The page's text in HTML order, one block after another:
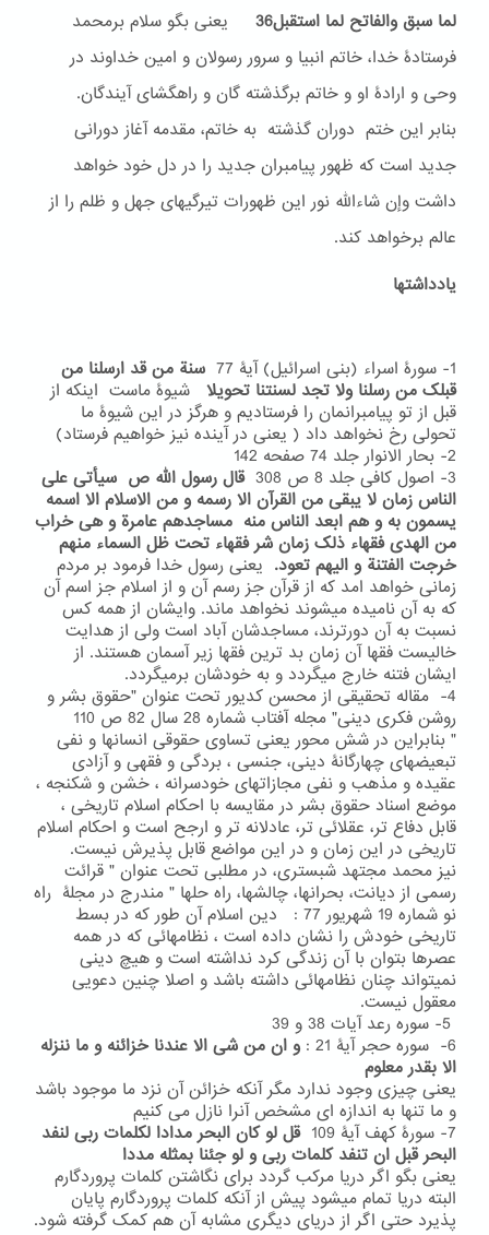
لما سبق والفاتح لما استقبل36
یعنی بگو سلام برمحمد
فرستادۀ خدا، خاتم انبیا و سرور رسولان و امین خداوند در
وحی و ارادۀ او و خاتم برگذشته گان و راهگشای آیندگان.
بنابر این ختم دوران گذشته به خاتم، مقدمه آغاز دورانی
جدید است که ظهور پیامبران جدید را در دل خود خواهد
داشت وإن شاءالله نور این ظهورات تیرگیهای جهل و ظلم را از
عالم برخواهد کند.
یادداشتها
1- سورۀ اسراء (بنی اسرائیل) آیۀ 77
سنة من قد ارسلنا من
قبلک من رسلنا ولا تجد لسنتنا تحویلا
شیوۀ ماست اینکه از
قبل از تو پیامبرانمان را فرستادیم و هرگز در این شیوۀ ما
تحولی رخ نخواهد داد ( یعنی در آینده نیز خواهیم فرستاد)
2- بحار الانوار جلد 74 صفحه 142
3- اصول کافی جلد 8 ص 308
قال رسول الله ص سیأتی علی
الناس زمان لا یبقی من القرآن الا رسمه و من الاسلام الا اسمه
یسمون به و هم ابعد الناس منه مساجدهم عامرة و هی خراب
من الهدی فقهاء ذلک زمان شر فقهاء تحت ظل السماء منهم
خرجت الفتنة و الیهم تعود. یعنی رسول خدا فرمود بر مردم
زمانی خواهد امد که از قرآن جز رسم آن و از اسلام جز اسم آن
که به آن نامیده میشوند نخواهد ماند. وایشان از همه کس
نسبت به آن دورترند، مساجدشان آباد است ولی از هدایت
خالیست فقها آن زمان بد ترین فقها زیر آسمان هستند. از
ایشان فتنه خارج میگردد و به خودشان برمیگردد.
4- مقاله تحقیقی از محسن کدیور تحت عنوان "حقوق بشر و
روشن فکری دینی" مجله آفتاب شماره 28 سال 82 ص 110
" بنابراین در شش محور یعنی تساوی حقوقی انسانها و نفی
تبعیضهای چهارگانۀ دینی، جنسی ، بردگی و فقهی و آزادی
عقیده و مذهب و نفی مجازاتهای خودسرانه ، خشن و شکنجه ،
موضع اسناد حقوق بشر در مقایسه با احکام اسلام تاریخی ،
قابل دفاع تر، عقلائی تر، عادلانه تر و ارجح است و احکام اسلام
تاریخی در این زمان و در این مواضع قابل پذیرش نیست.
نیز محمد مجتهد شبستری، در مطلبی تحت عنوان " قرائت
رسمی از دیانت، بحرانها، چالشها، راه حلها " مندرج در مجلۀ راه
نو شماره 19 شهریور 77 : دین اسلام آن طور که در بسط
تاریخی خودش را نشان داده است ، نظامهائی که در همه
عصرها بتوان با آن زندگی کرد نداشته است و هیچ دینی
نمیتواند چنان نظامهائی داشته باشد و اصلا چنین دعویی
معقول نیست.
6- سوره حجر آیۀ 21 :
و ان من شی الا عندنا خزائنه و ما ننزله
الا بقدر معلوم
یعنی چیزی وجود ندارد مگر آنکه خزائن آن نزد ما موجود باشد
و ما تنها به اندازه ای مشخص آنرا نازل می کنیم
7- سورۀ کهف آیۀ 109
قل لو کان البحر مدادا لکلمات ربی لنفد
البحر قبل ان تنفد کلمات ربی و لو جئنا بمثله مددا
یعنی بگو اگر دریا مرکب گردد برای نگاشتن کلمات پروردگارم
البته دریا تمام میشود پیش از آنکه کلمات پروردگارم پایان
پذیرد حتی اگر از دریای دیگری مشابه آن هم کمک گرفته شود.